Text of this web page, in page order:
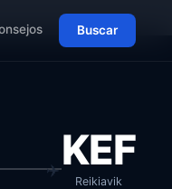
Buscar
KEF
Reikiavik